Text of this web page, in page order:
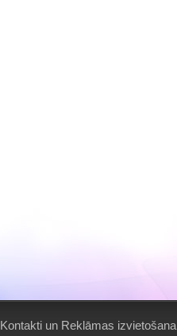
Kontakti un Reklāmas izvietošana